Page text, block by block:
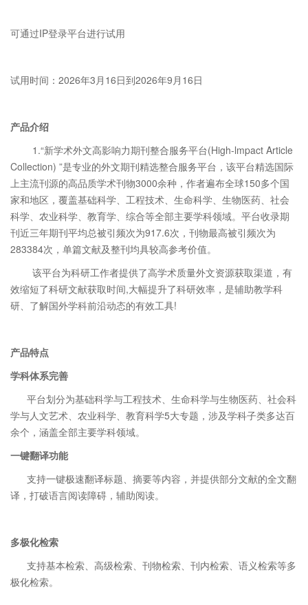
可通过IP登录平台进行试用
试用时间：2026年3月16日到2026年9月16日
产品介绍
1.“新学术外文高影响力期刊整合服务平台(High-lmpact Article
Collection) ”是专业的外文期刊精选整合服务平台，该平台精选国际
上主流刊源的高品质学术刊物3000余种，作者遍布全球150多个国
家和地区，覆盖基础科学、工程技术、生命科学、生物医药、社会
科学、农业科学、教育学、综合等全部主要学科领域。平台收录期
刊近三年期刊平均总被引频次为917.6次，刊物最高被引频次为
283384次，单篇文献及整刊均具较高参考价值。
该平台为科研工作者提供了高学术质量外文资源获取渠道，有
效缩短了科研文献获取时间,大幅提升了科研效率，是辅助教学科
研、了解国外学科前沿动态的有效工具!
产品特点
学科体系完善
平台划分为基础科学与工程技术、生命科学与生物医药、社会科
学与人文艺术、农业科学、教育科学5大专题，涉及学科子类多达百
余个，涵盖全部主要学科领域。
一键翻译功能
支持一键极速翻译标题、摘要等内容，并提供部分文献的全文翻
译，打破语言阅读障碍，辅助阅读。
多极化检索
支持基本检索、高级检索、刊物检索、刊内检索、语义检索等多
极化检索。